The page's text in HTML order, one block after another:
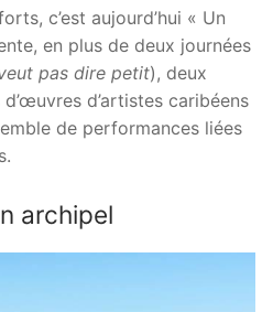
c’est aujourd’hui « Un
en plus de deux journées
pas dire petit), deux
d’artistes caribéens
de performances liées
archipel